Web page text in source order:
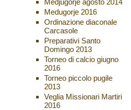
Medugorje 2016
Ordinazione diaconale
Carcasole
Preparativi Santo
Domingo 2013
Torneo di calcio giugno
2016
Torneo piccolo pugile
2013
Veglia Missionari Martiri
2016